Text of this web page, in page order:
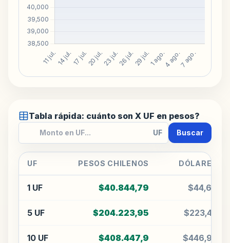
Tabla rápida: cuánto son X UF en pesos?
UF Buscar
UF PESOS CHILENOS DÓLARES
1 UF $40.844,79 $44,69
5 UF $204.223,95 $223,47
10 UF $408.447,9 $446,95